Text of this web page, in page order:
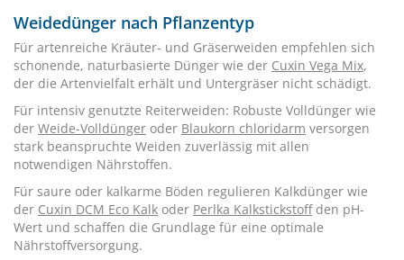
Weidedünger nach Pflanzentyp
Für artenreiche Kräuter- und Gräserweiden empfehlen sich
schonende, naturbasierte Dünger wie der Cuxin Vega Mix,
der die Artenvielfalt erhält und Untergräser nicht schädigt.
Für intensiv genutzte Reiterweiden: Robuste Volldünger wie
der Weide-Volldünger oder Blaukorn chloridarm versorgen
stark beanspruchte Weiden zuverlässig mit allen
notwendigen Nährstoffen.
Für saure oder kalkarme Böden regulieren Kalkdünger wie
der Cuxin DCM Eco Kalk oder Perlka Kalkstickstoffden pH-
Wert und schaffen die Grundlage für eine optimale
Nährstoffversorgung.